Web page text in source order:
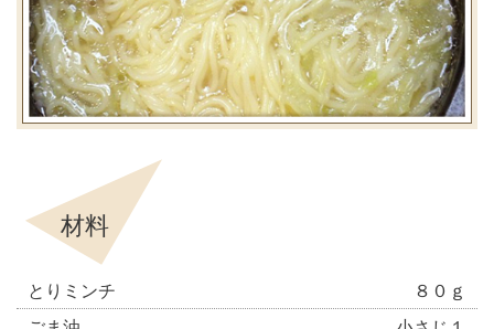
材料
とりミンチ
８０ｇ